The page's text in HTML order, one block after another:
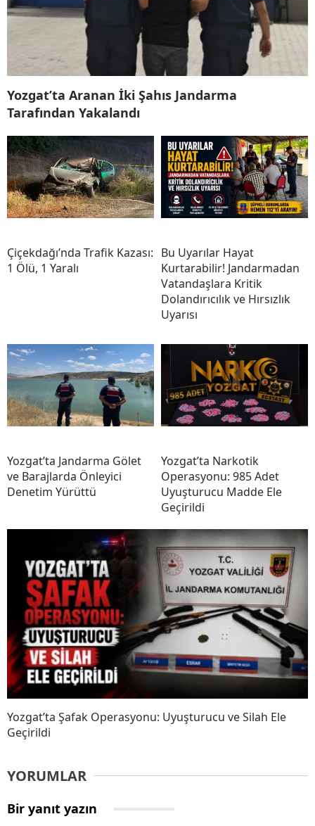
Yozgat’ta Aranan İki Şahıs Jandarma
Tarafından Yakalandı
Çiçekdağı’nda Trafik Kazası:
1 Ölü, 1 Yaralı
Bu Uyarılar Hayat
Kurtarabilir! Jandarmadan
Vatandaşlara Kritik
Dolandırıcılık ve Hırsızlık
Uyarısı
Yozgat’ta Jandarma Gölet
ve Barajlarda Önleyici
Denetim Yürüttü
Yozgat’ta Narkotik
Operasyonu: 985 Adet
Uyuşturucu Madde Ele
Geçirildi
Yozgat’ta Şafak Operasyonu: Uyuşturucu ve Silah Ele
Geçirildi
YORUMLAR
Bir yanıt yazın